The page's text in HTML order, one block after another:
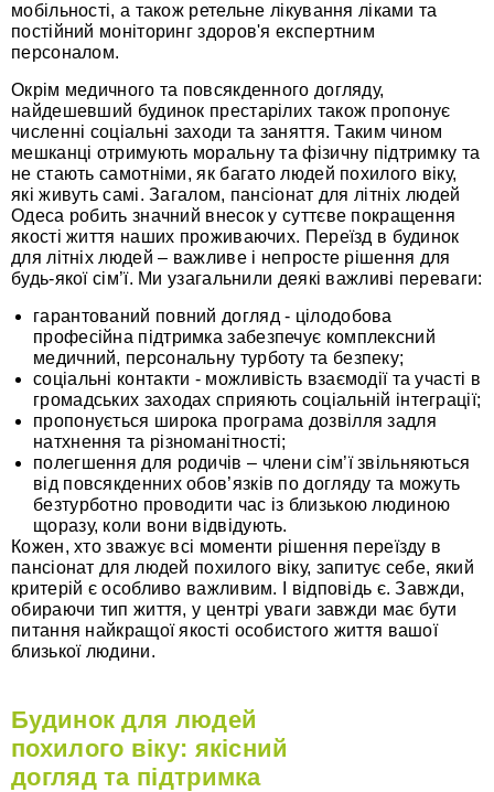
мобільності, а також ретельне лікування ліками та
постійний моніторинг здоров'я експертним
персоналом.
Окрім медичного та повсякденного догляду,
найдешевший будинок престарілих також пропонує
численні соціальні заходи та заняття. Таким чином
мешканці отримують моральну та фізичну підтримку та
не стають самотніми, як багато людей похилого віку,
які живуть самі. Загалом, пансіонат для літніх людей
Одеса робить значний внесок у суттєве покращення
якості життя наших проживаючих. Переїзд в будинок
для літніх людей – важливе і непросте рішення для
будь-якої сім’ї. Ми узагальнили деякі важливі переваги:
гарантований повний догляд - цілодобова
професійна підтримка забезпечує комплексний
медичний, персональну турботу та безпеку;
соціальні контакти - можливість взаємодії та участі в
громадських заходах сприяють соціальній інтеграції;
пропонується широка програма дозвілля задля
натхнення та різноманітності;
полегшення для родичів – члени сім’ї звільняються
від повсякденних обов’язків по догляду та можуть
безтурботно проводити час із близькою людиною
щоразу, коли вони відвідують.
Кожен, хто зважує всі моменти рішення переїзду в
пансіонат для людей похилого віку, запитує себе, який
критерій є особливо важливим. І відповідь є. Завжди,
обираючи тип життя, у центрі уваги завжди має бути
питання найкращої якості особистого життя вашої
близької людини.
Будинок для людей
похилого віку: якісний
догляд та підтримка